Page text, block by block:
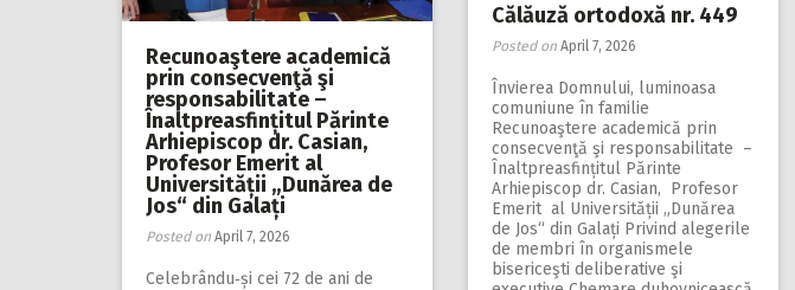
Călăuză ortodoxă nr. 449
Posted on April 7, 2026
Învierea Domnului, luminoasa
comuniune în familie
Recunoaştere academică prin
consecvenţă şi responsabilitate –
Înaltpreasfințitul Părinte
Arhiepiscop dr. Casian, Profesor
Emerit al Universității „Dunărea
de Jos“ din Galați Privind alegerile
de membri în organismele
bisericeşti deliberative şi
Recunoaştere academică
prin consecvenţă şi
responsabilitate –
Înaltpreasfințitul Părinte
Arhiepiscop dr. Casian,
Profesor Emerit al
Universității „Dunărea de
Jos“ din Galați
Posted on April 7, 2026
Celebrându‑și cei 72 de ani de